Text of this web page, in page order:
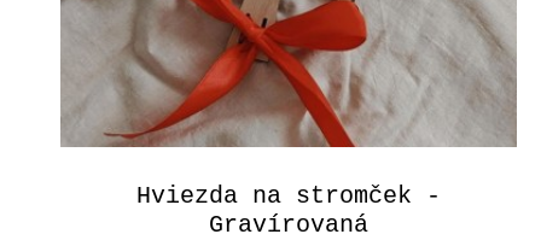
Hviezda na stromček -
Gravírovaná